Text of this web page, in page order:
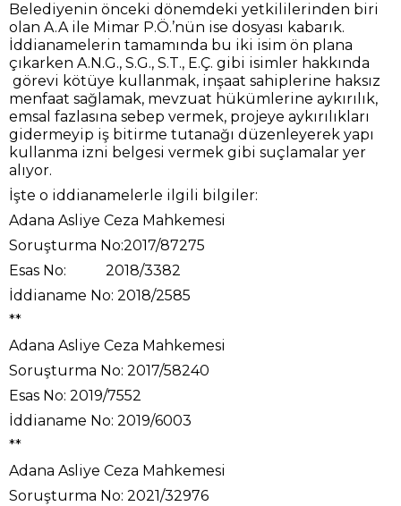
Belediyenin önceki dönemdeki yetkililerinden biri
olan A.A ile Mimar P.Ö.’nün ise dosyası kabarık.
İddianamelerin tamamında bu iki isim ön plana
çıkarken A.N.G., S.G., S.T., E.Ç. gibi isimler hakkında
görevi kötüye kullanmak, inşaat sahiplerine haksız
menfaat sağlamak, mevzuat hükümlerine aykırılık,
emsal fazlasına sebep vermek, projeye aykırılıkları
gidermeyip iş bitirme tutanağı düzenleyerek yapı
kullanma izni belgesi vermek gibi suçlamalar yer
alıyor.
İşte o iddianamelerle ilgili bilgiler:
Adana Asliye Ceza Mahkemesi
Soruşturma No:2017/87275
Esas No: 2018/3382
İddianame No: 2018/2585
**
Adana Asliye Ceza Mahkemesi
Soruşturma No: 2017/58240
Esas No: 2019/7552
İddianame No: 2019/6003
**
Adana Asliye Ceza Mahkemesi
Soruşturma No: 2021/32976